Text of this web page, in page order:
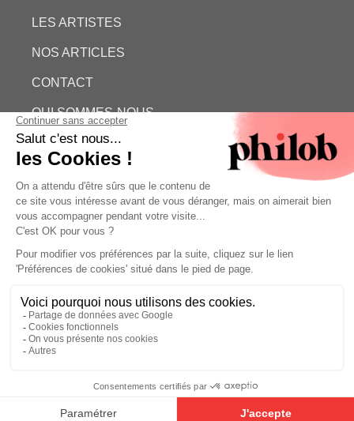
Estimation gratuite
LES ARTISTES
NOS ARTICLES
CONTACT
QUI SOMMES-NOUS
ESTIMATION GRATUITE
PHILOB
MENTIONS LÉGALES